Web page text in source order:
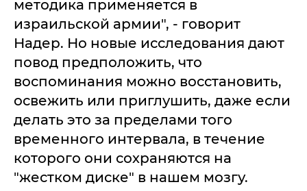
методика применяется в
израильской армии", - говорит
Надер. Но новые исследования дают
повод предположить, что
воспоминания можно восстановить,
освежить или приглушить, даже если
делать это за пределами того
временного интервала, в течение
которого они сохраняются на
"жестком диске" в нашем мозгу.